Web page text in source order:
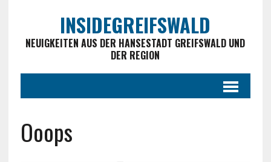
INSIDEGREIFSWALD
NEUIGKEITEN AUS DER HANSESTADT GREIFSWALD UND
DER REGION
Ooops